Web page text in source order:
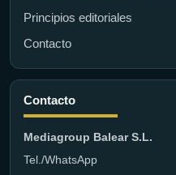
Principios editoriales
Contacto
Contacto
Mediagroup Balear S.L.
Tel./WhatsApp